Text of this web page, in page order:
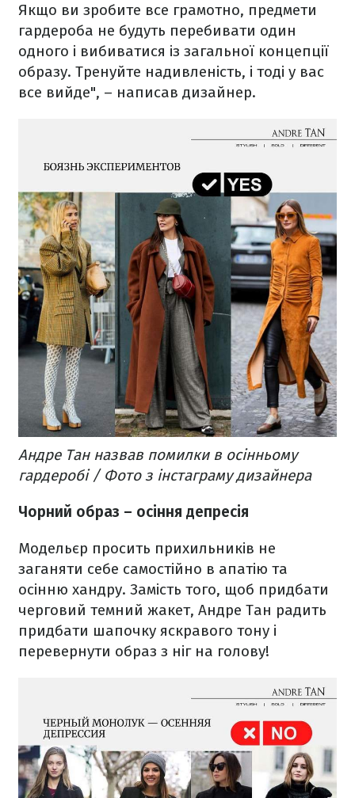
Якщо ви зробите все грамотно, предмети
гардероба не будуть перебивати один
одного і вибиватися із загальної концепції
образу. Тренуйте надивленість, і тоді у вас
все вийде", – написав дизайнер.
Андре Тан назвав помилки в осінньому
гардеробі / Фото з інстаграму дизайнера
Чорний образ – осіння депресія
Модельєр просить прихильників не
заганяти себе самостійно в апатію та
осінню хандру. Замість того, щоб придбати
черговий темний жакет, Андре Тан радить
придбати шапочку яскравого тону і
перевернути образ з ніг на голову!